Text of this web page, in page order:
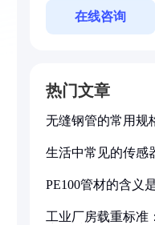
在线咨询
热门文章
无缝钢管的常用规
生活中常见的传感
PE100管材的含义
工业厂房载重标准